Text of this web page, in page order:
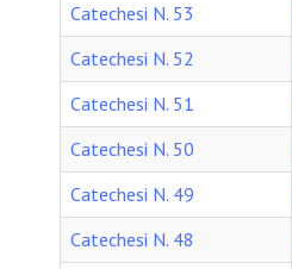
Catechesi N. 53
Catechesi N. 52
Catechesi N. 51
Catechesi N. 50
Catechesi N. 49
Catechesi N. 48